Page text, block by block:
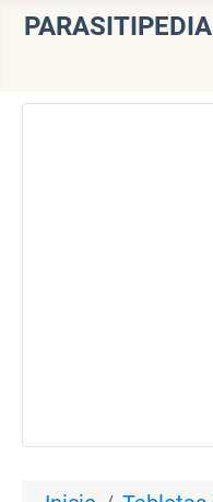
PARASITIPEDIA